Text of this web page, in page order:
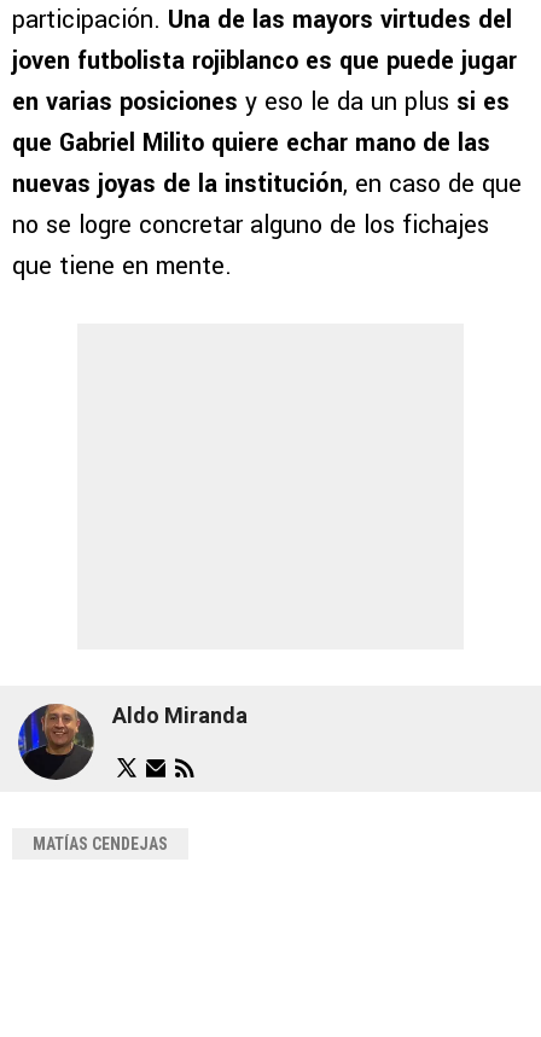
participación. Una de las mayors virtudes del
joven futbolista rojiblanco es que puede jugar
en varias posiciones y eso le da un plus si es
que Gabriel Milito quiere echar mano de las
nuevas joyas de la institución, en caso de que
no se logre concretar alguno de los fichajes
que tiene en mente.
Aldo Miranda
MATÍAS CENDEJAS